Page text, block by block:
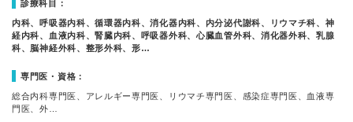
診療科目：
内科、呼吸器内科、循環器内科、消化器内科、内分泌代謝科、リウマチ科、神
経内科、血液内科、腎臓内科、呼吸器外科、心臓血管外科、消化器外科、乳腺
科、脳神経外科、整形外科、形…
専門医・資格：
総合内科専門医、アレルギー専門医、リウマチ専門医、感染症専門医、血液専
門医、外…